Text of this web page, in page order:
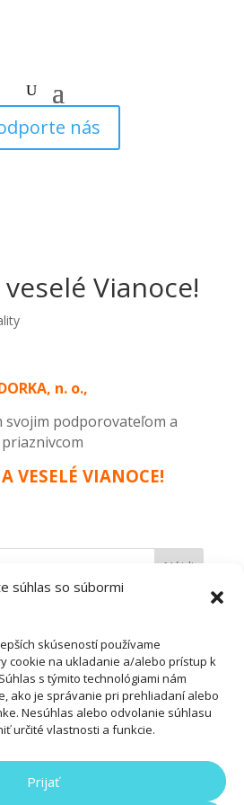
súhlas so súbormi
skúseností používame
cookie na ukladanie a/alebo prístup k
s týmito technológiami nám
ako je správanie pri prehliadaní alebo
Nesúhlas alebo odvolanie súhlasu
určité vlastnosti a funkcie.
Prijať
nás
Vianoce!
n. o.,
svojim podporovateľom a
priaznivcom
VESELÉ VIANOCE!
v núdzi
za podporu sociálnych služieb
Ako projekt DORKA
miesto sociálneho pracovníka a